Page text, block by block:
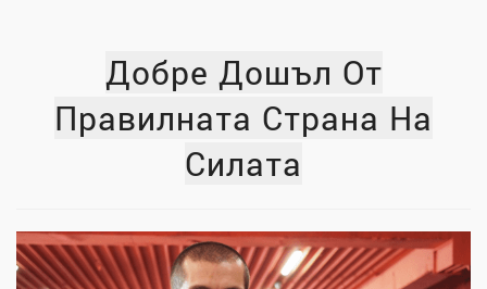
Добре Дошъл От
Правилната Страна На
Силата